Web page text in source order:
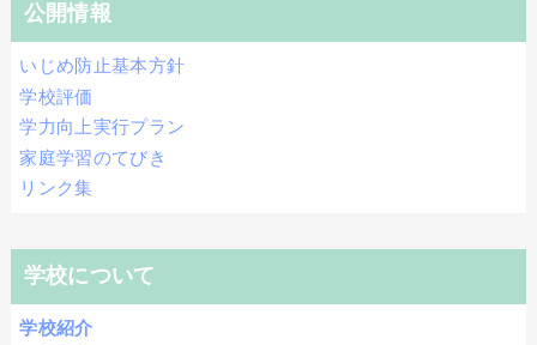
公開情報
いじめ防止基本方針
学校評価
学力向上実行プラン
家庭学習のてびき
リンク集
学校について
学校紹介